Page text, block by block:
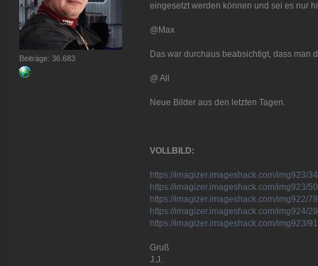
Beiträge: 36.683
eingesetzt werden können und sei es nur
@Max
Das war durchaus beabsichtigt, dass man
@ All
Neue Bilder aus den letzten Tagen.
VOLLBILD:
https://imagizer.imageshack.com/img923/
https://imagizer.imageshack.com/img923/
https://imagizer.imageshack.com/img922/
https://imagizer.imageshack.com/img924/
https://imagizer.imageshack.com/img923/
Gruß
J.J.